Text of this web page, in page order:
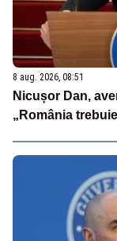
8 aug. 2026, 08:51
Nicușor Dan,
„România